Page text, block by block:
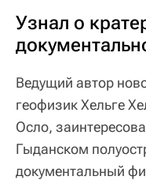
Узнал о
Ведущий автор
геофизик Хельге
Осло,
Гыданском
документальный